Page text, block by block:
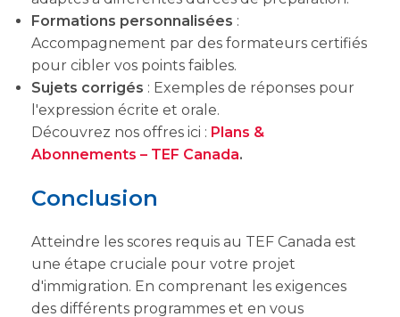
Formations personnalisées :
Accompagnement par des formateurs certifiés
pour cibler vos points faibles.
Sujets corrigés : Exemples de réponses pour
l'expression écrite et orale.
Découvrez nos offres ici : Plans &
Abonnements – TEF Canada.
Conclusion
Atteindre les scores requis au TEF Canada est
une étape cruciale pour votre projet
d'immigration. En comprenant les exigences
des différents programmes et en vous